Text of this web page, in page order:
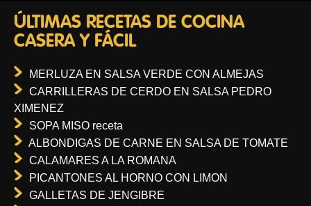
ÚLTIMAS RECETAS DE COCINA
CASERA Y FÁCIL
MERLUZA EN SALSA VERDE CON ALMEJAS
CARRILLERAS DE CERDO EN SALSA PEDRO
XIMENEZ
SOPA MISO receta
ALBONDIGAS DE CARNE EN SALSA DE TOMATE
CALAMARES A LA ROMANA
PICANTONES AL HORNO CON LIMON
GALLETAS DE JENGIBRE